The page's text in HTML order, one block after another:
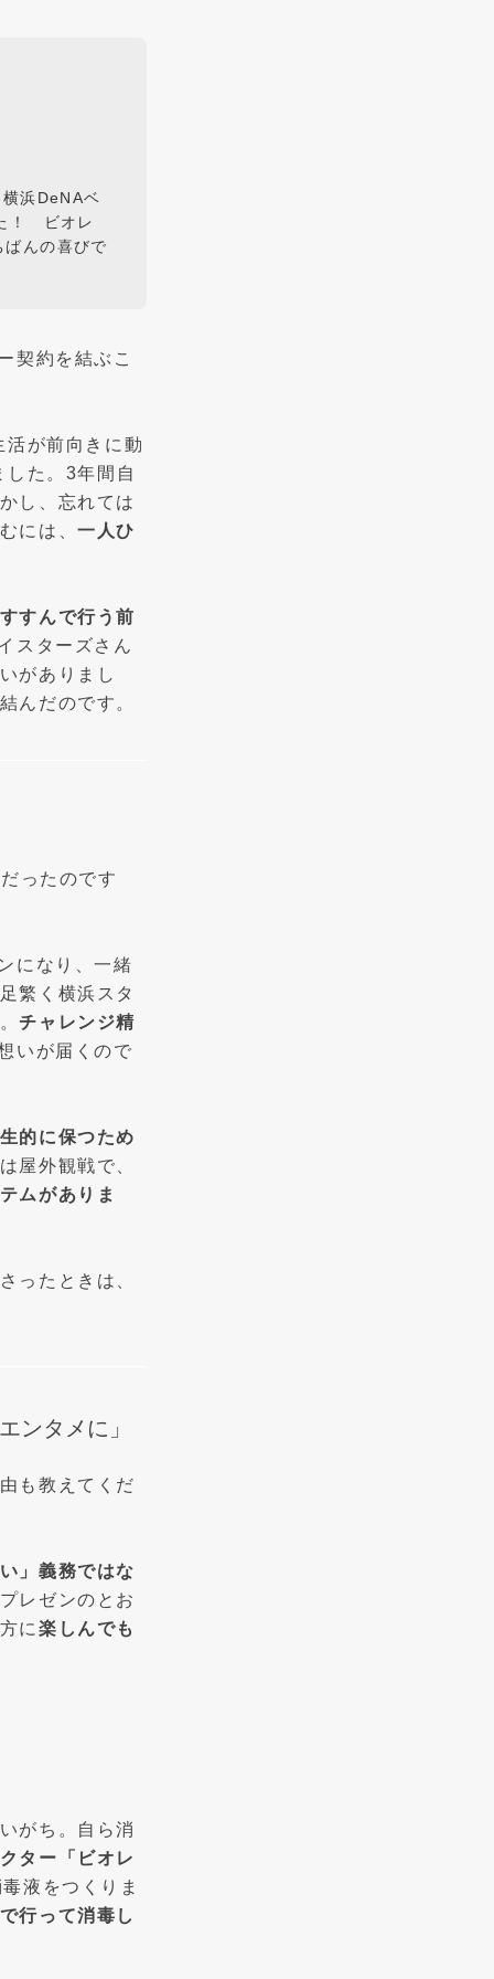
浜DeNAベ
！ ビオレ
んの喜びで
契約を結ぶこ
が前向きに動
した。3年間自
し、忘れては
には、一人ひ
すんで行う前
スターズさん
がありまし
んだのです。
ったのです
になり、一緒
繁く横浜スタ
チャレンジ精
いが届くので
的に保つため
屋外観戦で、
ムがありま
ったときは、
ンタメに」
も教えてくだ
」義務ではな
レゼンのとお
に 楽しんでも
がち。自ら消
ター「ビオレ
液をつくりま
行って消毒し